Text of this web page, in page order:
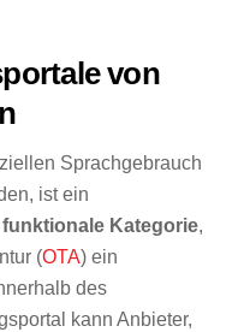
von
Sprachgebrauch
ist ein
funktionale Kategorie,
(OTA) ein
des
kann Anbieter,